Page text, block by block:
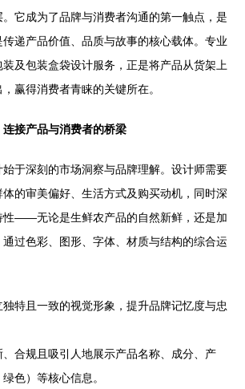
它成为了品牌与消费者沟通的第一触点，是
递产品价值、品质与故事的核心载体。专业
及包装盒袋设计服务，正是将产品从货架上
赢得消费者青睐的关键所在。
接产品与消费者的桥梁
于深刻的市场洞察与品牌理解。设计师需要
的审美偏好、生活方式及购买动机，同时深
性——无论是生鲜农产品的自然新鲜，还是加
过色彩、图形、字体、材质与结构的综合运
独特且一致的视觉形象，提升品牌记忆度与忠
、合规且吸引人地展示产品名称、成分、产
色）等核心信息。